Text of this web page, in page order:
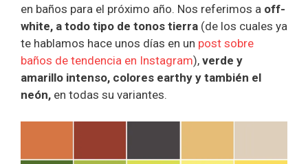
en baños para el próximo año. Nos referimos a off-
white, a todo tipo de tonos tierra (de los cuales ya
te hablamos hace unos días en un post sobre
baños de tendencia en Instagram), verde y
amarillo intenso, colores earthy y también el
neón, en todas su variantes.